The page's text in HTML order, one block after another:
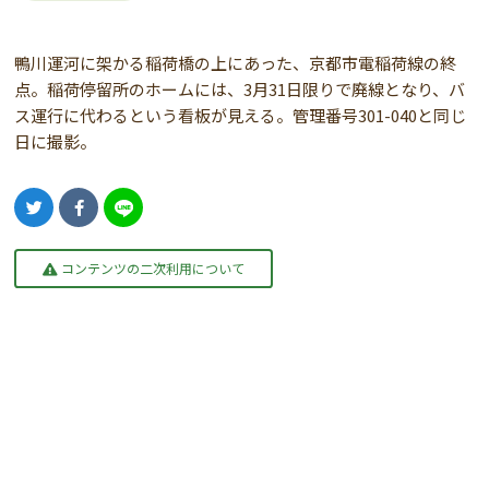
鴨川運河に架かる稲荷橋の上にあった、京都市電稲荷線の終
点。稲荷停留所のホームには、3月31日限りで廃線となり、バ
ス運行に代わるという看板が見える。管理番号301-040と同じ
日に撮影。
コンテンツの二次利用について